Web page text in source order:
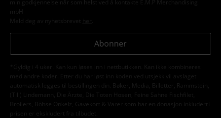
min godkjennelse når som helst ved å kontakte E.M.P Merchandising
mbH
Meld deg av nyhetsbrevet her
Abonner
*Gyldig i 4 uker. Kan kun løses inn i nettbutikken. Kan ikke kombineres
med andre koder. Etter du har løst inn koden ved utsjekk vil avslaget
automatisk legges til bestillingen din. Bøker, Media, Billetter, Rammstein,
(Till) Lindemann, Die Ärzte, Die Toten Hosen, Feine Sahne Fischfilet,
Broilers, Böhse Onkelz, Gavekort & Varer som har en donasjon inkludert i
prisen er ekskludert fra tilbudet.